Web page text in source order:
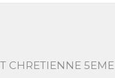
CHRETIENNE 5EME